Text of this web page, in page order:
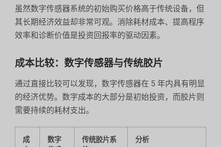
虽然数字传感器系统的初始购买价格高于传统设备，但
其长期经济效益却非常可观。消除耗材成本、提高程序
效率和诊断价值是投资回报率的驱动因素。
成本比较：数字传感器与传统胶片
通过直接比较可以发现，数字传感器在 5 年内具有明显
的经济优势。数字成本的大部分是初始投资，而胶片则
需要持续的耗材支出。
成
数字
传统胶片系
分析